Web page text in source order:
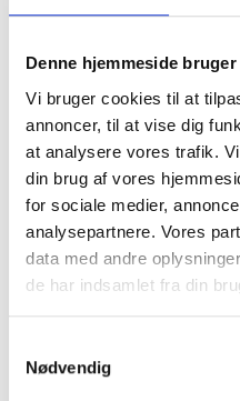
Denne hjemmeside
Vi bruger cookies til at
annoncer, til at vise dig
at analysere vores trafik.
din brug af vores
for sociale medier,
analysepartnere. Vores
data med andre
de har indsamlet fra din
Nødvendig
Kort
jakke fra